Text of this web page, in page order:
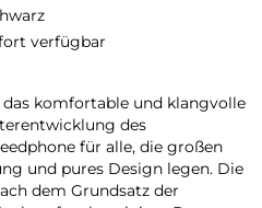
verfügbar
das komfortable und klangvolle
des
für alle, die großen
und pures Design legen. Die
dem Grundsatz der